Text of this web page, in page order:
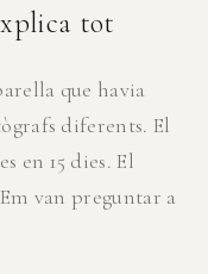
tot
que havia
diferents. El
en 15 dies. El
van preguntar a